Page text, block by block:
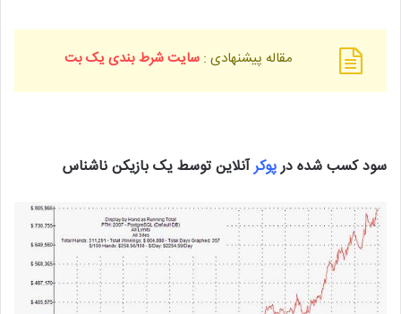
مقاله پیشنهادی :سایت شرط بندی یک بت
سود کسب شده درپوکرآنلاین توسط یک بازیکن ناشناس